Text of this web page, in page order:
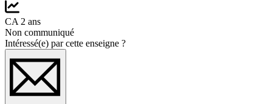
CA 2 ans
Non communiqué
Intéressé(e) par cette enseigne ?